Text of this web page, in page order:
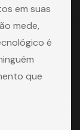
em suas
mede,
é
que